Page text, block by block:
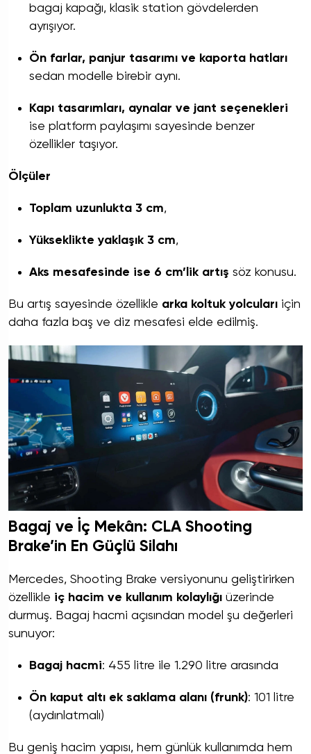
bagaj kapağı, klasik station gövdelerden
ayrışıyor.
Ön farlar, panjur tasarımı ve kaporta hatları
sedan modelle birebir aynı.
Kapı tasarımları, aynalar ve jant seçenekleri
ise platform paylaşımı sayesinde benzer
özellikler taşıyor.
Ölçüler
Toplam uzunlukta 3 cm,
Yükseklikte yaklaşık 3 cm,
Aks mesafesinde ise 6 cm’lik artış söz konusu.
Bu artış sayesinde özellikle arka koltuk yolcuları için
daha fazla baş ve diz mesafesi elde edilmiş.
Bagaj ve İç Mekân: CLA Shooting
Brake’in En Güçlü Silahı
Mercedes, Shooting Brake versiyonunu geliştirirken
özellikle iç hacim ve kullanım kolaylığı üzerinde
durmuş. Bagaj hacmi açısından model şu değerleri
sunuyor:
Bagaj hacmi: 455 litre ile 1.290 litre arasında
Ön kaput altı ek saklama alanı (frunk): 101 litre
(aydınlatmalı)
Bu geniş hacim yapısı, hem günlük kullanımda hem